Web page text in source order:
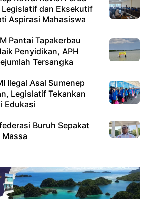
Legislatif dan Eksekutif
Aspirasi Mahasiswa
Pantai Tapakerbau
Penyidikan, APH
Tersangka
Ilegal Asal Sumenep
Legislatif Tekankan
Edukasi
Buruh Sepakat